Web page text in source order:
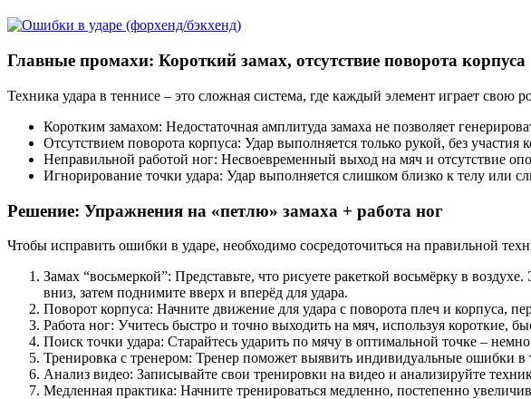
Главные промахи: Короткий замах, отсутствие поворота корпуса
Техника удара в теннисе – это сложная система, где каждый элемент играет
Коротким замахом: Недостаточная амплитуда замаха не позволяет
Отсутствием поворота корпуса: Удар выполняется только рукой, без
Неправильной работой ног: Несвоевременный выход на мяч и отсутствие
Игнорирование точки удара: Удар выполняется слишком близко к телу или
Решение: Упражнения на «петлю» замаха + работа ног
Чтобы исправить ошибки в ударе, необходимо сосредоточиться на правильной
Замах “восьмеркой”: Представьте, что рисуете ракеткой восьмёрку в
вниз, затем поднимите вверх и вперёд для удара.
Поворот корпуса: Начните движение для удара с поворота плеч и корпуса,
Работа ног: Учитесь быстро и точно выходить на мяч, используя короткие,
Поиск точки удара: Старайтесь ударить по мячу в оптимальной точке –
Тренировка с тренером: Тренер поможет выявить индивидуальные ошибки
Анализ видео: Записывайте свои тренировки на видео и анализируйте
Медленная практика: Начните тренироваться медленно, постепенно